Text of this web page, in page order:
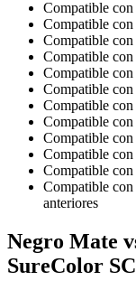
Compatible
Compatible
Compatible
Compatible
Compatible
Compatible
Compatible
Compatible
Compatible
Compatible
Compatible
Compatible
anteriores
Negro Mate
SureColor